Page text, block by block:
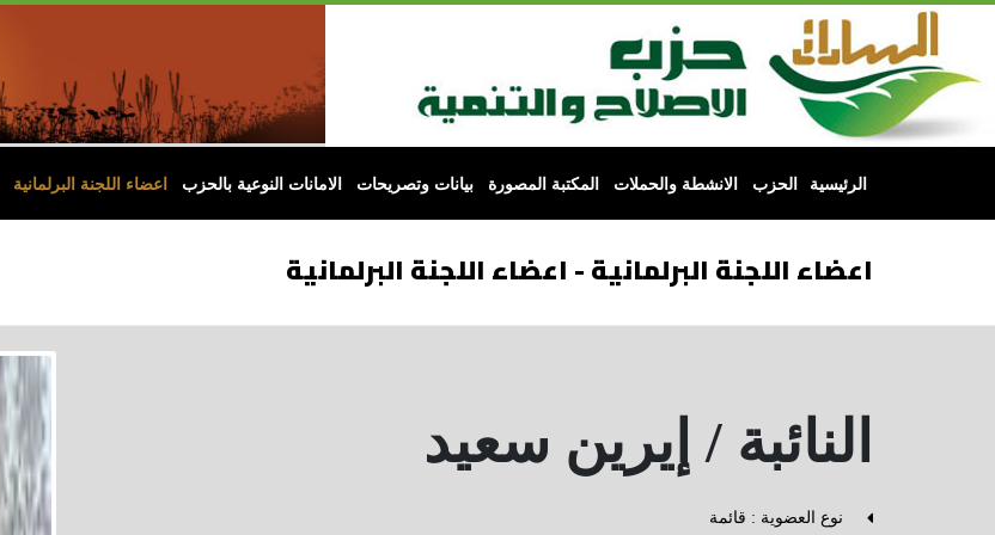
الرئيسية الحزب الانشطة والحملات المكتبة المصورة بيانات وتصريحات الامانات النوعية بالحزب اعضاء اللجنة البرلمانية
اعضاء اللجنة البرلمانية - اعضاء اللجنة البرلمانية
النائبة / إيرين سعيد
نوع العضوية : قائمة